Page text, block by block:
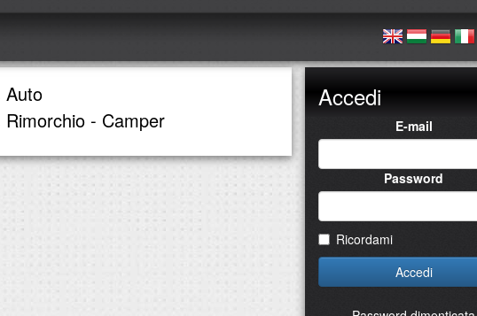
Auto
Rimorchio - Camper
Accedi
E-mail
Password
Ricordami
Accedi